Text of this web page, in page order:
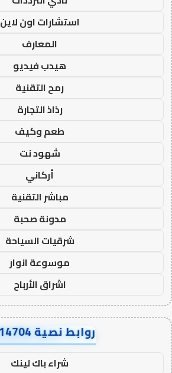
استشارات اون لاين
المعارف
هيدب فيديو
رمح التقنية
رذاذ التجارة
طعم وكيف
شهود نت
أركاني
مباشر التقنية
مدونة صحبة
شرقيات السياحة
موسوعة انوار
اشراق الأرباح
روابط نصية AA14704
شراء باك لينك